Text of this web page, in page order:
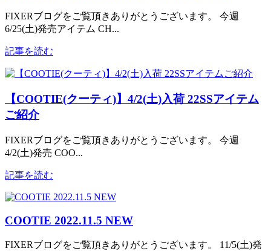
FIXERブログをご覧頂きありがとうございます。 今週
6/25(土)発売アイテム CH...
記事を読む
【COOTIE(クーティ)】4/2(土)入荷 22SSアイテム
ご紹介
FIXERブログをご覧頂きありがとうございます。 今週
4/2(土)発売 COO...
記事を読む
COOTIE 2022.11.5 NEW
FIXERブログをご覧頂きありがとうございます。 11/5(土)発